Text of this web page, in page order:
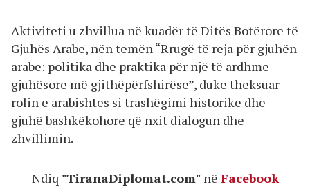
Aktiviteti u zhvillua në kuadër të Ditës Botërore të
Gjuhës Arabe, nën temën “Rrugë të reja për gjuhën
arabe: politika dhe praktika për një të ardhme
gjuhësore më gjithëpërfshirëse”, duke theksuar
rolin e arabishtes si trashëgimi historike dhe
gjuhë bashkëkohore që nxit dialogun dhe
zhvillimin.
Ndiq "TiranaDiplomat.com" në Facebook